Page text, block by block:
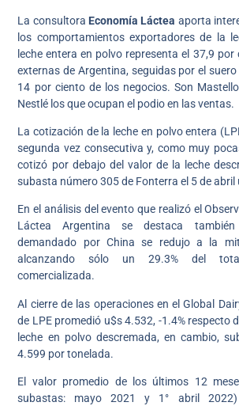
La consultora Economía Láctea aporta
los comportamientos exportadores de la
leche entera en polvo representa el 37,9
externas de Argentina, seguidas por el
14 por ciento de los negocios. Son
Nestlé los que ocupan el podio en las ventas.
La cotización de la leche en polvo entera
segunda vez consecutiva y, como muy
cotizó por debajo del valor de la leche
subasta número 305 de Fonterra el 5 de abril
En el análisis del evento que realizó el
Láctea Argentina se destaca
demandado por China se redujo a la
alcanzando sólo un 29.3% del
comercializada.
Al cierre de las operaciones en el Global
de LPE promedió u$s 4.532, -1.4% respecto
leche en polvo descremada, en cambio,
4.599 por tonelada.
El valor promedio de los últimos 12
subastas: mayo 2021 y 1° abril